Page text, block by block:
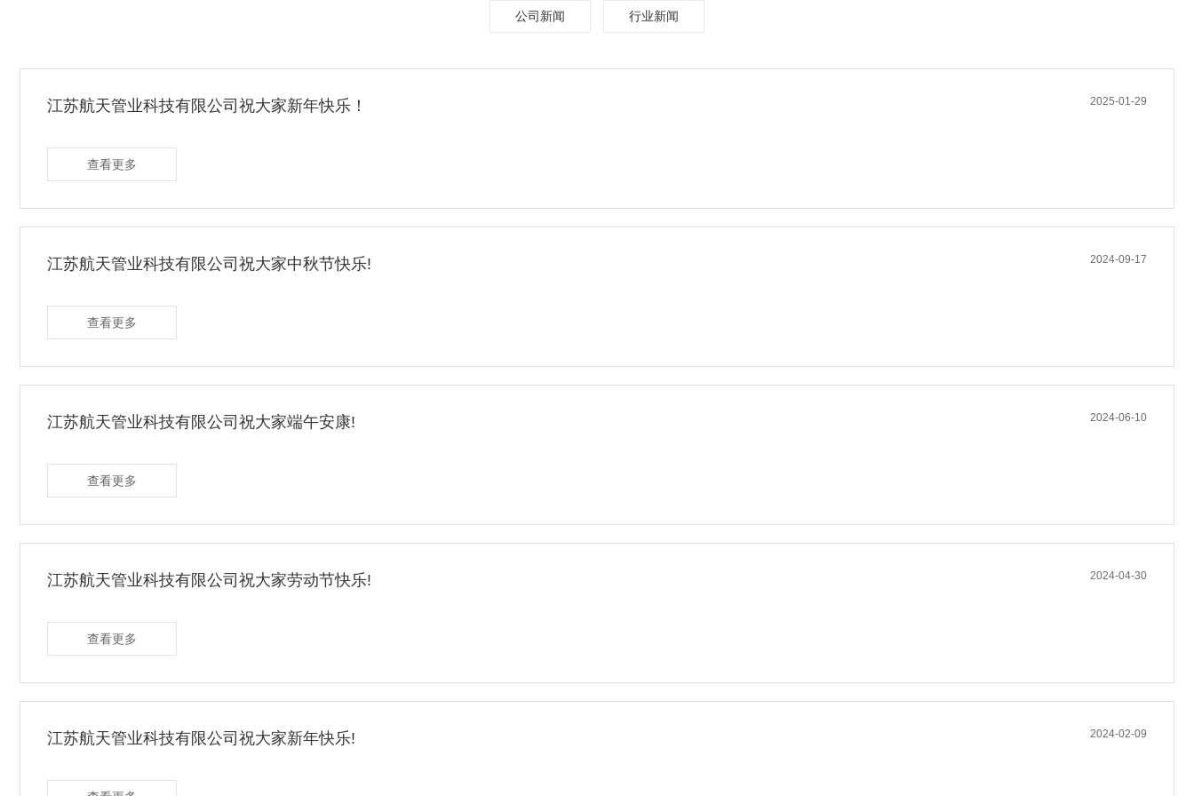
公司新闻 行业新闻
2025-01-29
江苏航天管业科技有限公司祝大家新年快乐！
查看更多
2024-09-17
江苏航天管业科技有限公司祝大家中秋节快乐!
查看更多
2024-06-10
江苏航天管业科技有限公司祝大家端午安康!
查看更多
2024-04-30
江苏航天管业科技有限公司祝大家劳动节快乐!
查看更多
2024-02-09
江苏航天管业科技有限公司祝大家新年快乐!